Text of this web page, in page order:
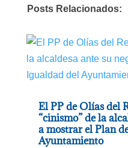
Posts Relacionados:
El PP de Olías del
“cinismo” de la
a mostrar el Plan
Ayuntamiento